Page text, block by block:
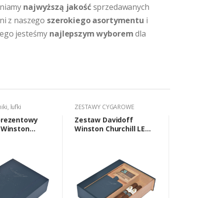
najwyższą jakośćsprzedawanych
z naszego szerokiego asortymentu i
jesteśmy najlepszym wyboremdla
lufki ZESTAWY CYGAROWE
Zestaw Davidoff
Winston Churchill LE